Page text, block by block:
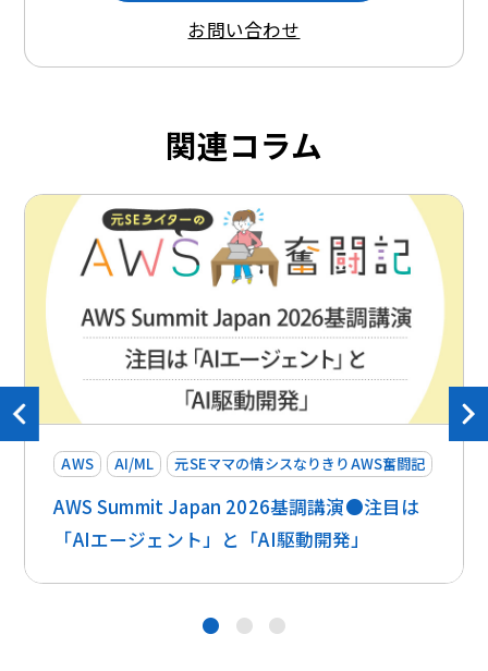
お問い合わせ
関連コラム
AWS AI/ML 元SEママの情シスなりきりAWS奮闘記
AWS Summit Japan 2026基調講演●注目は
「AIエージェント」と「AI駆動開発」
● ● ●